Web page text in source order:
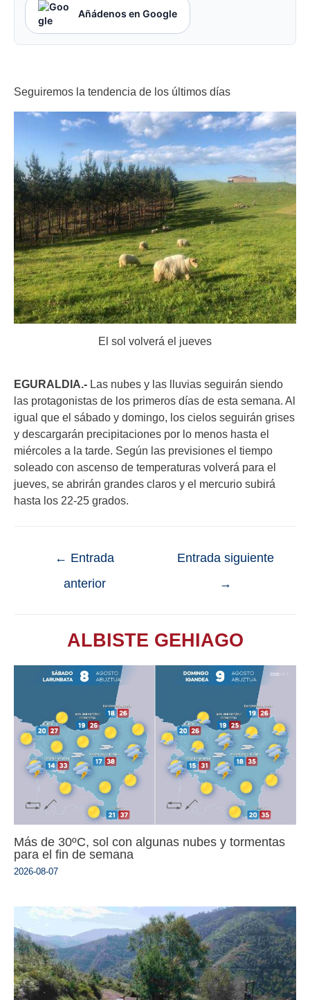
Añádenos en Google
Seguiremos la tendencia de los últimos días
El sol volverá el jueves
EGURALDIA.- Las nubes y las lluvias seguirán siendo
las protagonistas de los primeros días de esta semana. Al
igual que el sábado y domingo, los cielos seguirán grises
y descargarán precipitaciones por lo menos hasta el
miércoles a la tarde. Según las previsiones el tiempo
soleado con ascenso de temperaturas volverá para el
jueves, se abrirán grandes claros y el mercurio subirá
hasta los 22-25 grados.
← Entrada
anterior
Entrada siguiente
→
ALBISTE GEHIAGO
Más de 30ºC, sol con algunas nubes y tormentas
para el fin de semana
2026-08-07